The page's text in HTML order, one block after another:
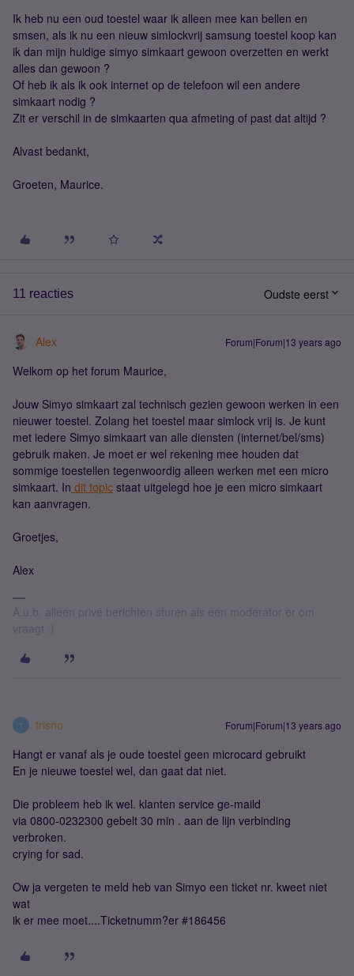
Ik heb nu een oud toestel waar ik alleen mee kan bellen en
smsen, als ik nu een nieuw simlockvrij samsung toestel koop kan
ik dan mijn huidige simyo simkaart gewoon overzetten en werkt
alles dan gewoon ?
Of heb ik als ik ook internet op de telefoon wil een andere
simkaart nodig ?
Zit er verschil in de simkaarten qua afmeting of past dat altijd ?
Alvast bedankt,
Groeten, Maurice.
11 reacties Oudste eerst
Alex Forum|Forum|13 years ago
Welkom op het forum Maurice,
Jouw Simyo simkaart zal technisch gezien gewoon werken in een
nieuwer toestel. Zolang het toestel maar simlock vrij is. Je kunt
met iedere Simyo simkaart van alle diensten (internet/bel/sms)
gebruik maken. Je moet er wel rekening mee houden dat
sommige toestellen tegenwoordig alleen werken met een micro
simkaart. In dit topic staat uitgelegd hoe je een micro simkaart
kan aanvragen.
Groetjes,
Alex
A.u.b. alleen privé berichten sturen als een moderator er om
vraagt :)
T trisno Forum|Forum|13 years ago
Hangt er vanaf als je oude toestel geen microcard gebruikt
En je nieuwe toestel wel, dan gaat dat niet.
Die probleem heb ik wel. klanten service ge-maild
via 0800-0232300 gebelt 30 min . aan de lijn verbinding
verbroken.
crying for sad.
Ow ja vergeten te meld heb van Simyo een ticket nr. kweet niet
wat
ik er mee moet....Ticketnumm?er #186456